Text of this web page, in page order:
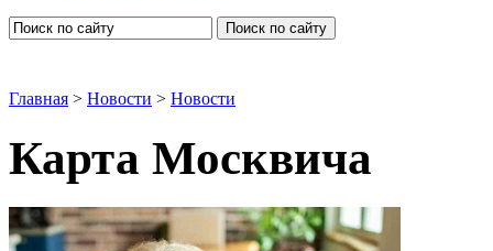
Поиск по сайту
Главная > Новости > Новости
Карта Москвича